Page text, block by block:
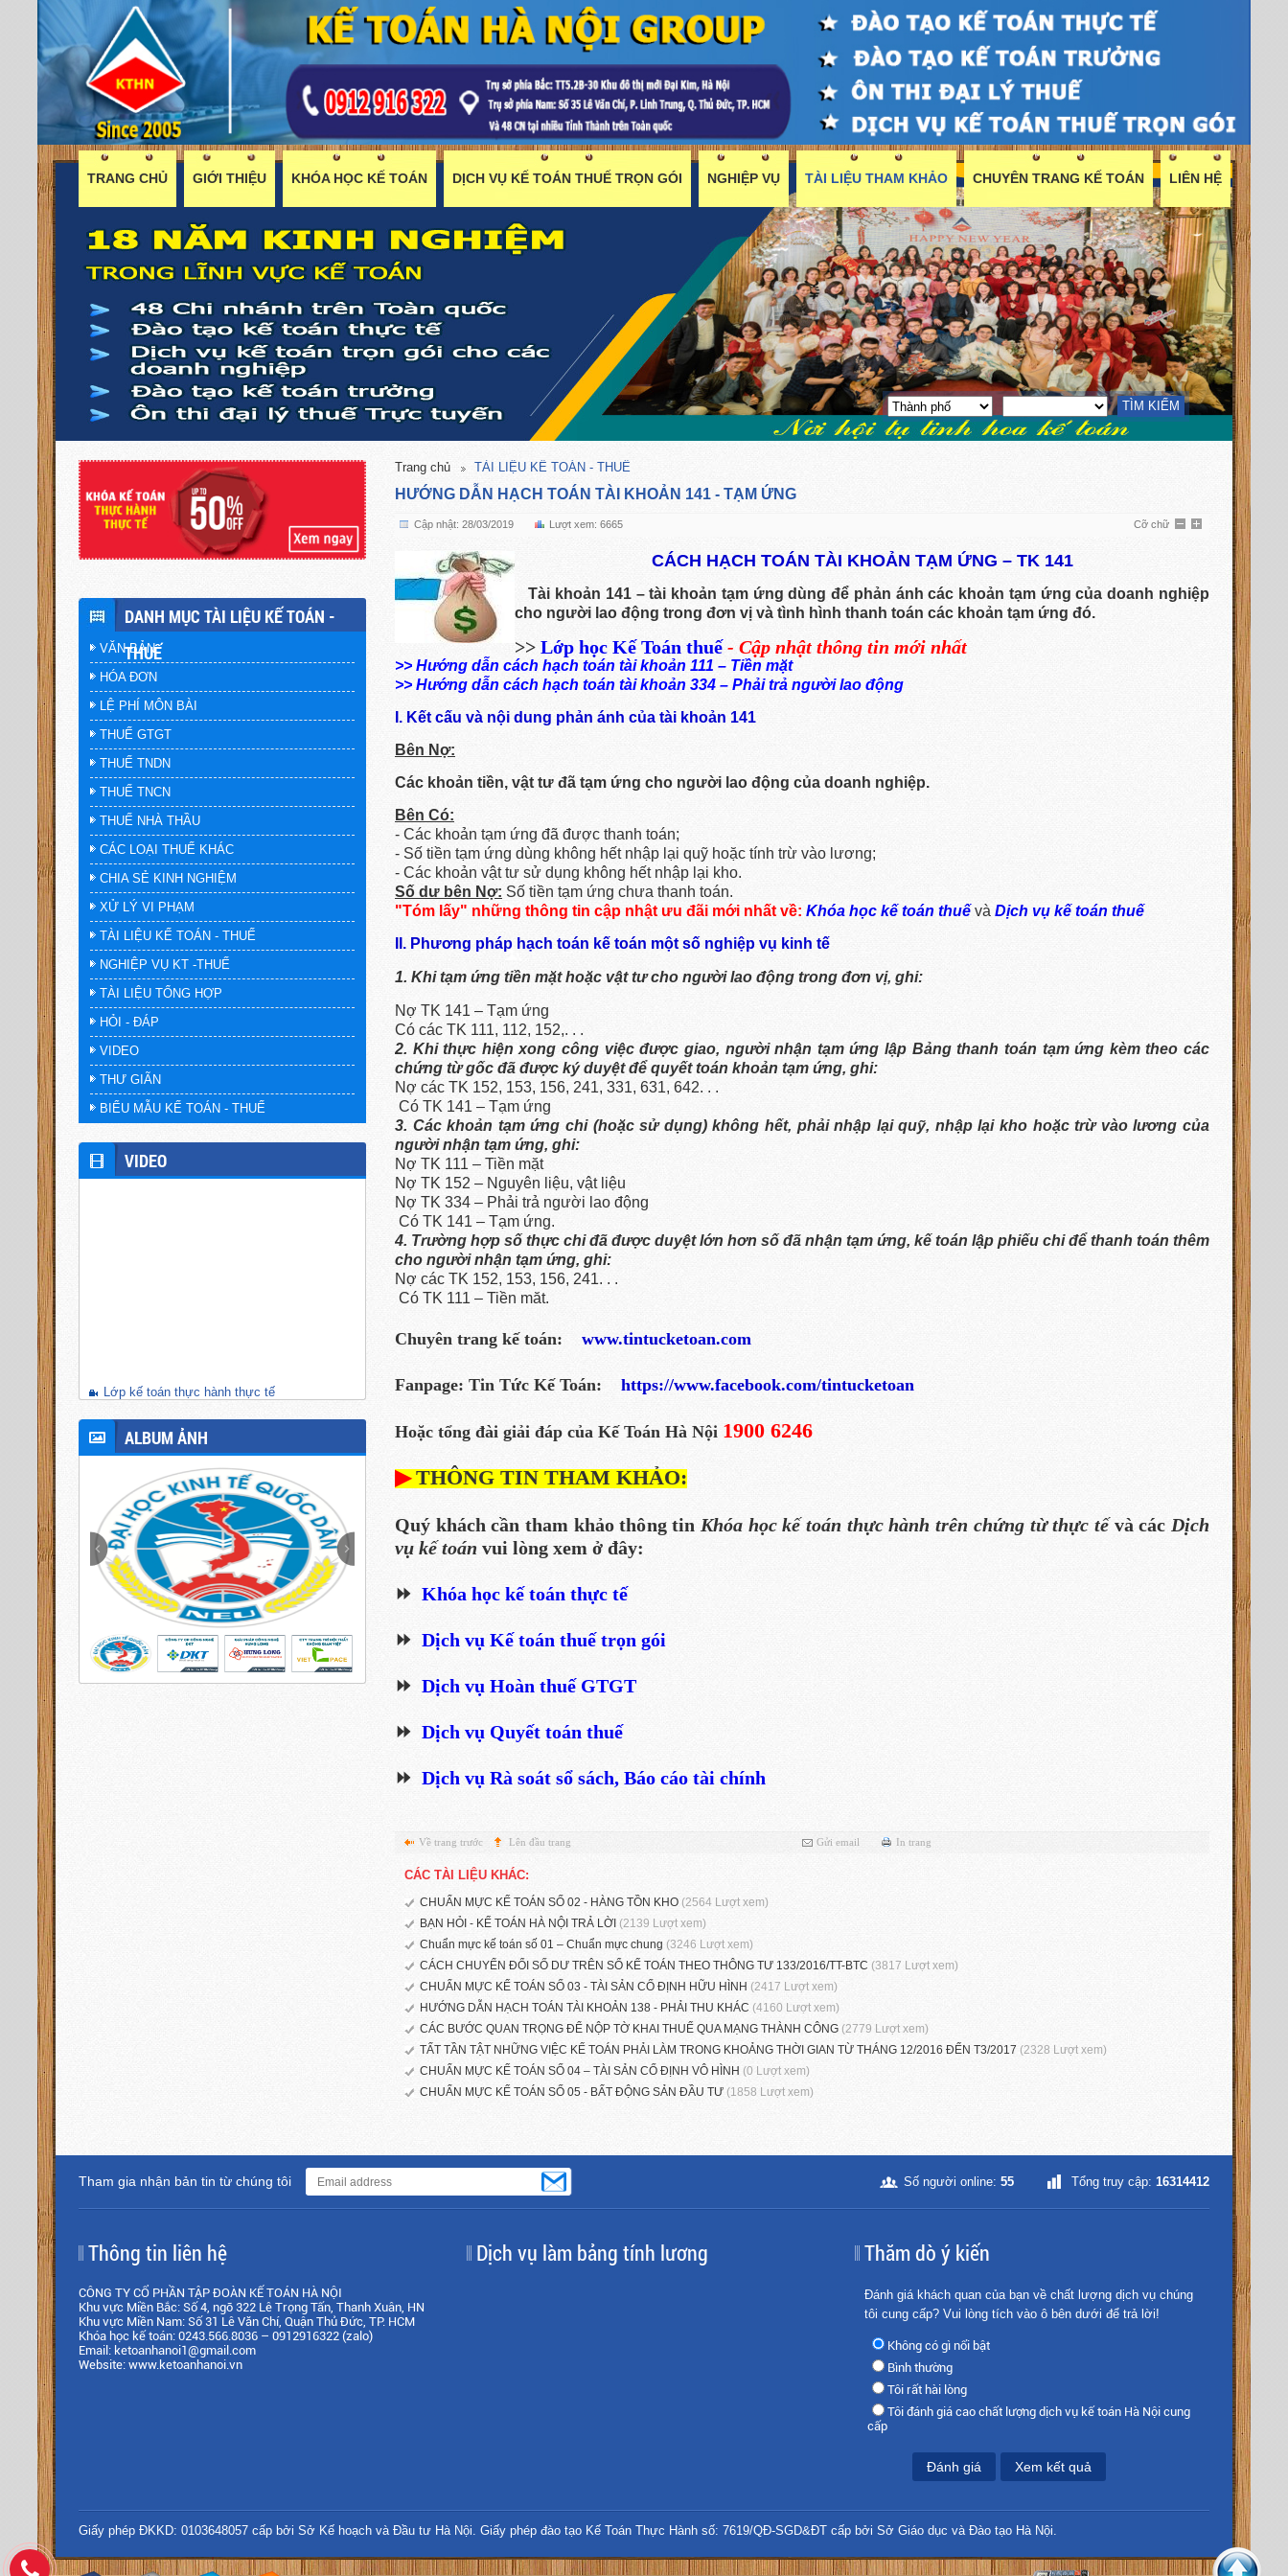
TRANG CHỦ GIỚI THIỆU KHÓA HỌC KẾ TOÁN DỊCH VỤ KẾ TOÁN THUẾ TRỌN GÓI NGHIỆP VỤ TÀI LIỆU THAM KHẢO CHUYÊN TRANG KẾ TOÁN LIÊN HỆ
TÌM KIẾM
DANH MỤC TÀI LIỆU KẾ TOÁN -
THUẾ
VĂN BẢN
HÓA ĐƠN
LỆ PHÍ MÔN BÀI
THUẾ GTGT
THUẾ TNDN
THUẾ TNCN
THUẾ NHÀ THẦU
CÁC LOẠI THUẾ KHÁC
CHIA SẺ KINH NGHIỆM
XỬ LÝ VI PHẠM
TÀI LIỆU KẾ TOÁN - THUẾ
NGHIỆP VỤ KT -THUẾ
TÀI LIỆU TỔNG HỢP
HỎI - ĐÁP
VIDEO
THƯ GIÃN
BIỂU MẪU KẾ TOÁN - THUẾ
VIDEO
Lớp kế toán thực hành thực tế
ALBUM ẢNH
Trang chủ TÀI LIỆU KẾ TOÁN - THUẾ
HƯỚNG DẪN HẠCH TOÁN TÀI KHOẢN 141 - TẠM ỨNG
Cập nhật: 28/03/2019 Lượt xem: 6665 Cỡ chữ
CÁCH HẠCH TOÁN TÀI KHOẢN TẠM ỨNG – TK 141
Tài khoản 141 – tài khoản tạm ứng dùng để phản ánh các khoản tạm ứng của doanh nghiệp
cho người lao động trong đơn vị và tình hình thanh toán các khoản tạm ứng đó.
>> Lớp học Kế Toán thuế- Cập nhật thông tin mới nhất
>> Hướng dẫn cách hạch toán tài khoản 111 – Tiền mặt
>> Hướng dẫn cách hạch toán tài khoản 334 – Phải trả người lao động
I. Kết cấu và nội dung phản ánh của tài khoản 141
Bên Nợ:
Các khoản tiền, vật tư đã tạm ứng cho người lao động của doanh nghiệp.
Bên Có:
- Các khoản tạm ứng đã được thanh toán;
- Số tiền tạm ứng dùng không hết nhập lại quỹ hoặc tính trừ vào lương;
- Các khoản vật tư sử dụng không hết nhập lại kho.
Số dư bên Nợ: Số tiền tạm ứng chưa thanh toán.
"Tóm lấy" những thông tin cập nhật ưu đãi mới nhất về: Khóa học kế toán thuế và Dịch vụ kế toán thuế
II. Phương pháp hạch toán kế toán một số nghiệp vụ kinh tế
1. Khi tạm ứng tiền mặt hoặc vật tư cho người lao động trong đơn vị, ghi:
Nợ TK 141 – Tạm ứng
Có các TK 111, 112, 152,. . .
2. Khi thực hiện xong công việc được giao, người nhận tạm ứng lập Bảng thanh toán tạm ứng kèm theo các
chứng từ gốc đã được ký duyệt để quyết toán khoản tạm ứng, ghi:
Nợ các TK 152, 153, 156, 241, 331, 631, 642. . .
Có TK 141 – Tạm ứng
3. Các khoản tạm ứng chi (hoặc sử dụng) không hết, phải nhập lại quỹ, nhập lại kho hoặc trừ vào lương của
người nhận tạm ứng, ghi:
Nợ TK 111 – Tiền mặt
Nợ TK 152 – Nguyên liệu, vật liệu
Nợ TK 334 – Phải trả người lao động
Có TK 141 – Tạm ứng.
4. Trường hợp số thực chi đã được duyệt lớn hơn số đã nhận tạm ứng, kế toán lập phiếu chi để thanh toán thêm
cho người nhận tạm ứng, ghi:
Nợ các TK 152, 153, 156, 241. . .
Có TK 111 – Tiền măt.
Chuyên trang kế toán: www.tintucketoan.com
Fanpage: Tin Tức Kế Toán: https://www.facebook.com/tintucketoan
Hoặc tổng đài giải đáp của Kế Toán Hà Nội 1900 6246
▶ THÔNG TIN THAM KHẢO:
Quý khách cần tham khảo thông tin Khóa học kế toán thực hành trên chứng từ thực tếvà các Dịch
vụ kế toán vui lòng xem ở đây:
⏩ Khóa học kế toán thực tế
⏩ Dịch vụ Kế toán thuế trọn gói
⏩ Dịch vụ Hoàn thuế GTGT
⏩ Dịch vụ Quyết toán thuế
⏩ Dịch vụ Rà soát sổ sách, Báo cáo tài chính
Về trang trước Lên đầu trang Gửi email In trang
CÁC TÀI LIỆU KHÁC:
CHUẨN MỰC KẾ TOÁN SỐ 02 - HÀNG TỒN KHO (2564 Lượt xem)
BẠN HỎI - KẾ TOÁN HÀ NỘI TRẢ LỜI (2139 Lượt xem)
Chuẩn mực kế toán số 01 – Chuẩn mực chung (3246 Lượt xem)
CÁCH CHUYỂN ĐỔI SỐ DƯ TRÊN SỔ KẾ TOÁN THEO THÔNG TƯ 133/2016/TT-BTC (3817 Lượt xem)
CHUẨN MỰC KẾ TOÁN SỐ 03 - TÀI SẢN CỐ ĐỊNH HỮU HÌNH (2417 Lượt xem)
HƯỚNG DẪN HẠCH TOÁN TÀI KHOẢN 138 - PHẢI THU KHÁC (4160 Lượt xem)
CÁC BƯỚC QUAN TRỌNG ĐỂ NỘP TỜ KHAI THUẾ QUA MẠNG THÀNH CÔNG (2779 Lượt xem)
TẤT TẦN TẬT NHỮNG VIỆC KẾ TOÁN PHẢI LÀM TRONG KHOẢNG THỜI GIAN TỪ THÁNG 12/2016 ĐẾN T3/2017 (2328 Lượt xem)
CHUẨN MỰC KẾ TOÁN SỐ 04 – TÀI SẢN CỐ ĐỊNH VÔ HÌNH (0 Lượt xem)
CHUẨN MỰC KẾ TOÁN SỐ 05 - BẤT ĐỘNG SẢN ĐẦU TƯ (1858 Lượt xem)
Tham gia nhận bản tin từ chúng tôi Số người online: 55 Tổng truy cập: 16314412
Thông tin liên hệ
CÔNG TY CỔ PHẦN TẬP ĐOÀN KẾ TOÁN HÀ NỘI
Khu vực Miền Bắc: Số 4, ngõ 322 Lê Trọng Tấn, Thanh Xuân, HN
Khu vực Miền Nam: Số 31 Lê Văn Chí, Quận Thủ Đức, TP. HCM
Khóa học kế toán: 0243.566.8036 – 0912916322 (zalo)
Email: ketoanhanoi1@gmail.com
Website: www.ketoanhanoi.vn
Dịch vụ làm bảng tính lương Thăm dò ý kiến
Đánh giá khách quan của bạn về chất lượng dịch vụ chúng
tôi cung cấp? Vui lòng tích vào ô bên dưới để trả lời!
Không có gì nổi bật
Bình thường
Tôi rất hài lòng
Tôi đánh giá cao chất lượng dịch vụ kế toán Hà Nội cung
cấp
Đánh giá Xem kết quả
Giấy phép ĐKKD: 0103648057 cấp bởi Sở Kế hoạch và Đầu tư Hà Nội. Giấy phép đào tạo Kế Toán Thực Hành số: 7619/QĐ-SGD&ĐT cấp bởi Sở Giáo dục và Đào tạo Hà Nội.